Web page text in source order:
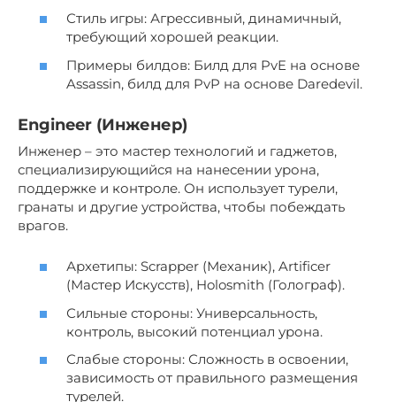
Стиль игры: Агрессивный, динамичный,
требующий хорошей реакции.
Примеры билдов: Билд для PvE на основе
Assassin, билд для PvP на основе Daredevil.
Engineer (Инженер)
Инженер – это мастер технологий и гаджетов,
специализирующийся на нанесении урона,
поддержке и контроле. Он использует турели,
гранаты и другие устройства, чтобы побеждать
врагов.
Архетипы: Scrapper (Механик), Artificer
(Мастер Искусств), Holosmith (Голограф).
Сильные стороны: Универсальность,
контроль, высокий потенциал урона.
Слабые стороны: Сложность в освоении,
зависимость от правильного размещения
турелей.